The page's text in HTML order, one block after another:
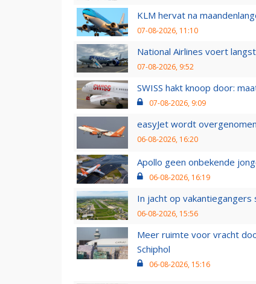
KLM hervat na
07-08-2026, 11:10
National Airlines voert
07-08-2026, 9:52
SWISS hakt knoop door:
07-08-2026, 9:09
easyJet wordt
06-08-2026, 16:20
Apollo geen onbekende
06-08-2026, 16:19
In jacht op vakantiegangers
06-08-2026, 15:56
Meer ruimte voor vracht
Schiphol
06-08-2026, 15:16